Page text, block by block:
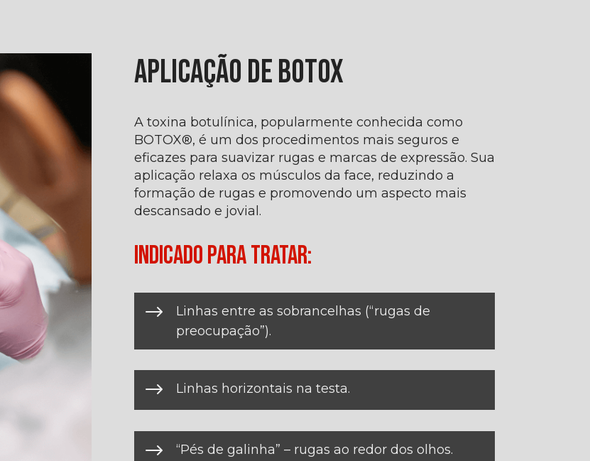
Aplicação de Botox
A toxina botulínica, popularmente conhecida como
BOTOX®, é um dos procedimentos mais seguros e
eficazes para suavizar rugas e marcas de expressão. Sua
aplicação relaxa os músculos da face, reduzindo a
formação de rugas e promovendo um aspecto mais
descansado e jovial.
Indicado para tratar:
$
Linhas entre as sobrancelhas (“rugas de
preocupação”).
$ Linhas horizontais na testa.
$ “Pés de galinha” – rugas ao redor dos olhos.